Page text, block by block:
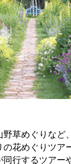
野草めぐりなど
の花めぐりツア
同行するツアー